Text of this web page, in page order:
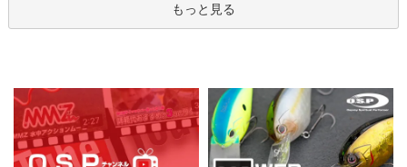
もっと見る